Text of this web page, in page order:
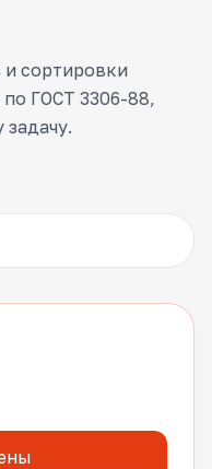
и сортировки
ГОСТ 3306-88,